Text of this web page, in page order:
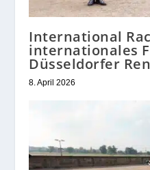
International
internationales
Düsseldorfer
8. April 2026